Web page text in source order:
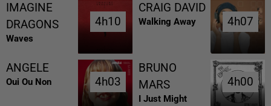
IMAGINE
DRAGONS
Waves
4h10
4h10
CRAIG DAVID
Walking Away 4h07
4h07
ANGELE
Oui Ou Non 4h03
4h03
BRUNO
MARS
I Just Might
4h00
4h00